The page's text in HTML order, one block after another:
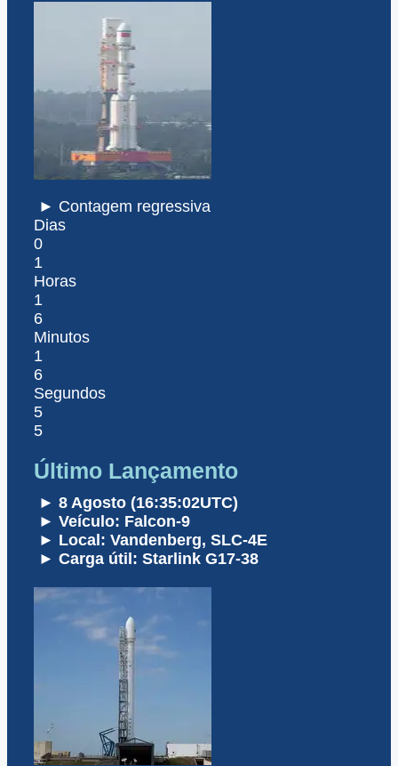
► Contagem regressiva
Dias
0
1
Horas
1
6
Minutos
1
6
Segundos
5
5
Último Lançamento
► 8 Agosto (16:35:02UTC)
► Veículo: Falcon-9
► Local: Vandenberg, SLC-4E
► Carga útil: Starlink G17-38